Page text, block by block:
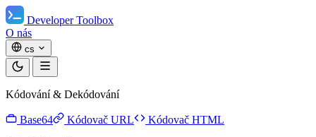
Developer Toolbox
O nás
cs
Kódování & Dekódování
Base64 Kódovač URL
Kódovač HTML